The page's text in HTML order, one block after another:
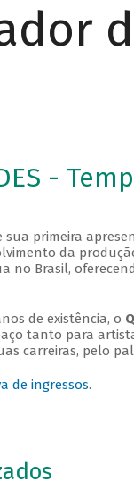
-
sua primeira
da
no Brasil,
de existência, o
tanto para
carreiras, pelo
de ingressos.